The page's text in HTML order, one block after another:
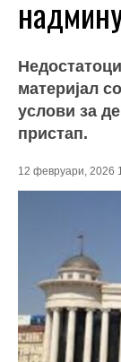
материјал
услови за
пристап.
12 февруари, 2026